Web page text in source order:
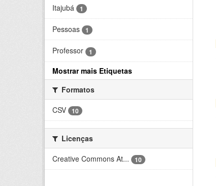
Itajubá 1
Pessoas 1
Professor 1
Mostrar mais Etiquetas
Formatos
CSV
10
Licenças
Creative Commons At...
10